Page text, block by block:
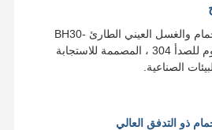
تم تصميم محطة الاستحمام والغسل العيني الطارئ BH30-
1010 من الصلب المقاوم للصدأ 304 ، المصممة للاستجابة
الصناعية.
ذو التدفق العالي